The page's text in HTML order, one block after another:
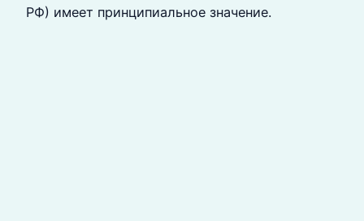
РФ) имеет принципиальное значение.